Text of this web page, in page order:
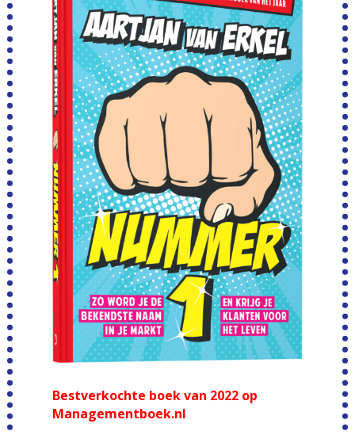
Bestverkochte boek van 2022 op
Managementboek.nl